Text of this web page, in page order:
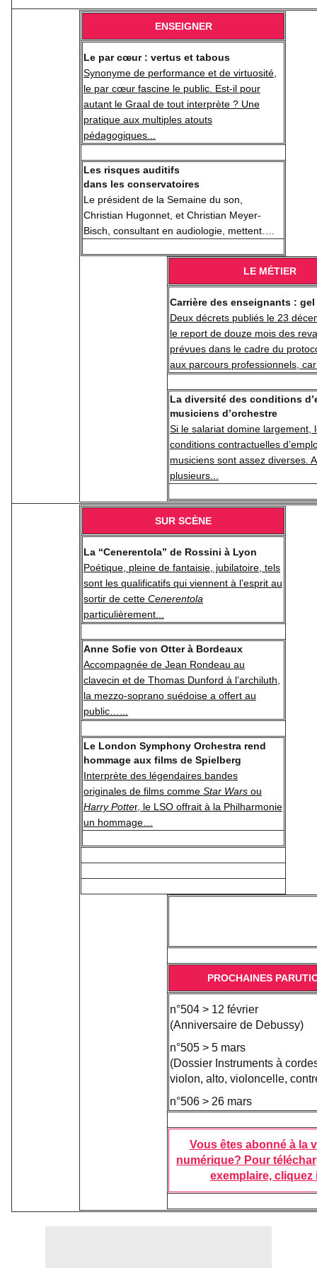
ENSEIGNER
Le par cœur : vertus et tabous
Synonyme de performance et de virtuosité,
le par cœur fascine le public. Est-il pour
autant le Graal de tout interprète ? Une
pratique aux multiples atouts
pédagogiques...
Les risques auditifs
dans les conservatoires
Le président de la Semaine du son,
Christian Hugonnet, et Christian Meyer-
Bisch, consultant en audiologie, mettent….
LE MÉTIER
Carrière des enseignants : gel
Deux décrets publiés le 23
le report de douze mois des
prévues dans le cadre du
aux parcours professionnels,
La diversité des conditions
musiciens d’orchestre
Si le salariat domine largement,
conditions contractuelles
musiciens sont assez diverses.
plusieurs...
SUR SCÈNE
La “Cenerentola” de Rossini à Lyon
Poétique, pleine de fantaisie, jubilatoire, tels
sont les qualificatifs qui viennent à l’esprit au
sortir de cette Cenerentola
particulièrement...
Anne Sofie von Otter à Bordeaux
Accompagnée de Jean Rondeau au
clavecin et de Thomas Dunford à l’archiluth,
la mezzo-soprano suédoise a offert au
public…...
Le London Symphony Orchestra rend
hommage aux films de Spielberg
Interprète des légendaires bandes
originales de films comme Star Wars ou
Harry Potter, le LSO offrait à la Philharmonie
un hommage…
PROCHAINES
n°504 > 12 février
(Anniversaire de Debussy)
n°505 > 5 mars
(Dossier Instruments à
violon, alto, violoncelle,
n°506 > 26 mars
Vous êtes abonné à la
numérique? Pour
exemplaire, cliquez